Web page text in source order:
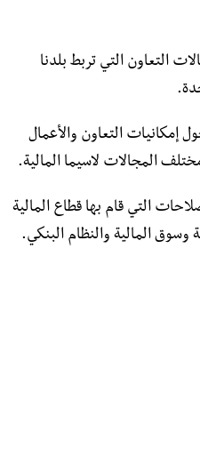
التعاون التي تربط بلدنا
إمكانيات التعاون والأعمال
المجالات لاسيما المالية.
التي قام بها قطاع المالية
وسوق المالية والنظام البنكي.